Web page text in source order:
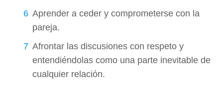
Aprender a ceder y comprometerse con la
pareja.
Afrontar las discusiones con respeto y
entendiéndolas como una parte inevitable de
cualquier relación.